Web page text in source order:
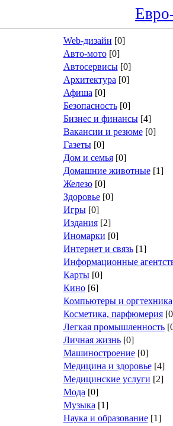
Web-дизайн [0]
Авто-мото[0]
Автосервисы[0]
Архитектура [0]
Афиша [0]
Безопасность[0]
Бизнес и финансы[4]
Вакансии и резюме[0]
Газеты[0]
Дом и семья[0]
Домашние животные[1]
Железо[0]
Здоровье[0]
Игры[0]
Издания[2]
Иномарки [0]
Интернет и связь[1]
Информационные
Карты[0]
Кино[6]
Компьютеры и оргтехника
Косметика, парфюмерия
Легкая промышленность
Личная жизнь[0]
Машиностроение[0]
Медицина и здоровье[4]
Медицинские услуги [2]
Мода [0]
Музыка [1]
Наука и образование[1]